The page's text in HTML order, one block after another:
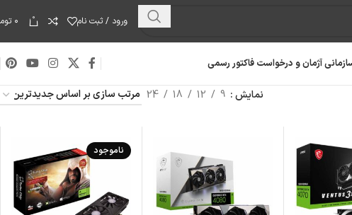
ورود / ثبت نام 0 ۰
آژمان و درخواست فاکتور رسمی
نمایش 9
12
18
24
ناموجود